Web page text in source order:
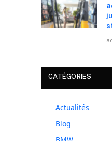
CATÉGORIES
Actualités
Blog